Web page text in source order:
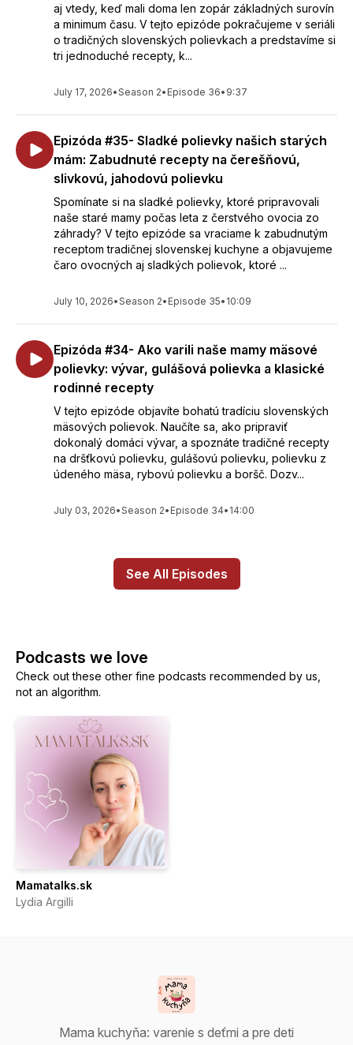
aj vtedy, keď mali doma len zopár základných surovín
a minimum času. V tejto epizóde pokračujeme v seriáli
o tradičných slovenských polievkach a predstavíme si
tri jednoduché recepty, k...
July 17, 2026•Season 2• Episode 36• 9:37
Epizóda #35- Sladké polievky našich starých
mám: Zabudnuté recepty na čerešňovú,
slivkovú, jahodovú polievku
Spomínate si na sladké polievky, ktoré pripravovali
naše staré mamy počas leta z čerstvého ovocia zo
záhrady? V tejto epizóde sa vraciame k zabudnutým
receptom tradičnej slovenskej kuchyne a objavujeme
čaro ovocných aj sladkých polievok, ktoré ...
July 10, 2026•Season 2• Episode 35• 10:09
Epizóda #34- Ako varili naše mamy mäsové
polievky: vývar, gulášová polievka a klasické
rodinné recepty
V tejto epizóde objavíte bohatú tradíciu slovenských
mäsových polievok. Naučíte sa, ako pripraviť
dokonalý domáci vývar, a spoznáte tradičné recepty
na dršťkovú polievku, gulášovú polievku, polievku z
údeného mäsa, rybovú polievku a boršč. Dozv...
July 03, 2026•Season 2• Episode 34• 14:00
See All Episodes
Podcasts we love
Check out these other fine podcasts recommended by us,
not an algorithm.
Mamatalks.sk
Lydia Argilli
Mama kuchyňa: varenie s deťmi a pre deti